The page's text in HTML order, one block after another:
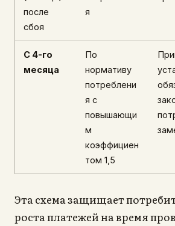
после
сбоя
я
С 4-го
месяца
По
нормативу
потреблени
я с
повышающи
м
коэффициен
том 1,5
Эта схема защищает
роста платежей на время